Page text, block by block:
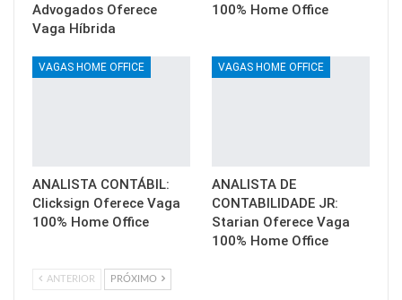
Advogados Oferece
Vaga Híbrida
100% Home Office
VAGAS HOME OFFICE
ANALISTA CONTÁBIL:
Clicksign Oferece Vaga
100% Home Office
VAGAS HOME OFFICE
ANALISTA DE
CONTABILIDADE JR:
Starian Oferece Vaga
100% Home Office
ANTERIOR PRÓXIMO